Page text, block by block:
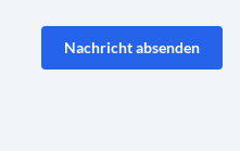
Nachricht absenden